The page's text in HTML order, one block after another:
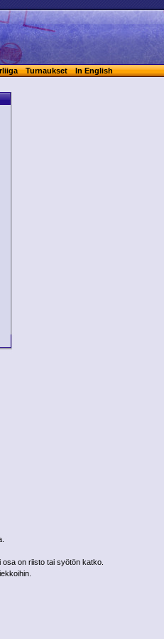
Turnaukset In English
on riisto tai syötön katko.